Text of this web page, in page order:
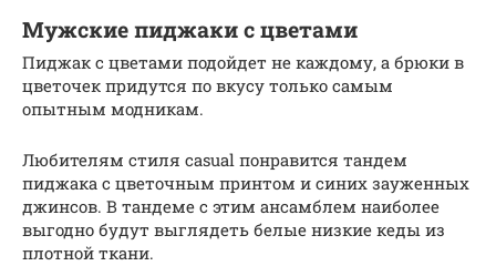
Мужские пиджаки с цветами
Пиджак с цветами подойдет не каждому, а брюки в
цветочек придутся по вкусу только самым
опытным модникам.
Любителям стиля casual понравится тандем
пиджака с цветочным принтом и синих зауженных
джинсов. В тандеме с этим ансамблем наиболее
выгодно будут выглядеть белые низкие кеды из
плотной ткани.